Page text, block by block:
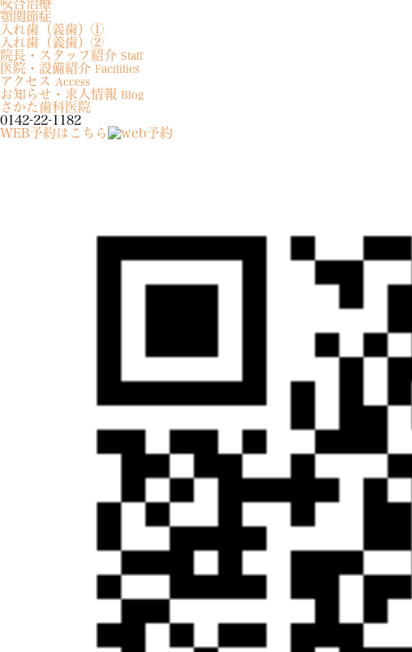
咬合治療
顎関節症
入れ歯（義歯）①
入れ歯（義歯）②
院長・スタッフ紹介 Staff
医院・設備紹介 Facilities
アクセス Access
お知らせ・求人情報 Blog
さかた歯科医院
0142-22-1182
WEB予約はこちら